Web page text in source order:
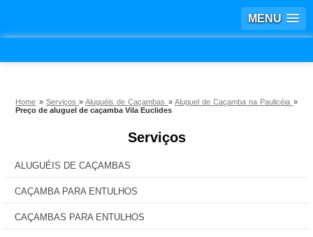
MENU
Home » Serviços »Aluguéis de Caçambas » Aluguel de Caçamba na Paulicéia »
Preço de aluguel de caçamba Vila Euclides
Serviços
ALUGUÉIS DE CAÇAMBAS
CAÇAMBA PARA ENTULHOS
CAÇAMBAS PARA ENTULHOS